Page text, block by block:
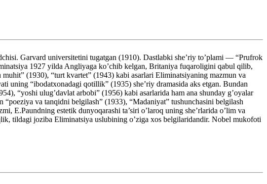
Garvard universitetini tugatgan (1910). Dastlabki she’riy to’plami — “Prufrok
1927 yilda Angliyaga ko’chib kelgan, Britaniya fuqaroligini qabul qilib,
(1930), “turt kvartet” (1943) kabi asarlari Eliminatsiyaning mazmun va
uning “ibodatxonadagi qotillik” (1935) she’riy dramasida aks etgan. Bundan
“yoshi ulug’davlat arbobi” (1956) kabi asarlarida ham ana shunday g’oyalar
va tanqidni belgilash” (1933), “Madaniyat” tushunchasini belgilash
E.Paundning estetik dunyoqarashi ta’siri o’laroq uning she’rlarida o’lim va
tildagi joziba Eliminatsiya uslubining o’ziga xos belgilaridandir. Nobel mukofoti